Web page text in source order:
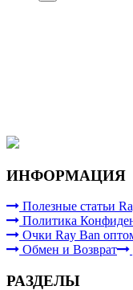
ИНФОРМАЦИЯ
Полезные статьи
Политика
Очки Ray Ban
Обмен и Возврат
РАЗДЕЛЫ